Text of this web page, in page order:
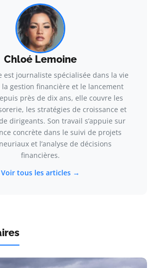
Chloé Lemoine
est journaliste spécialisée dans la vie
la gestion financière et le lancement
près de dix ans, elle couvre les
les stratégies de croissance et
dirigeants. Son travail s’appuie sur
concrète dans le suivi de projets
et l’analyse de décisions
financières.
Voir tous les articles →